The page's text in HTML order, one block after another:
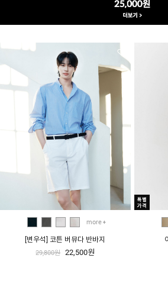
more
[변우석] 코튼 버뮤다 반바지
29,800원 22,500원